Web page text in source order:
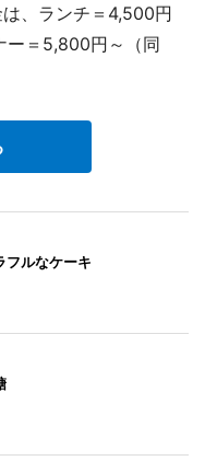
、ランチ＝4,500円
ー＝5,800円～（同
フルなケーキ